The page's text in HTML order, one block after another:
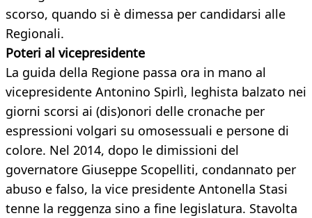
scorso, quando si è dimessa per candidarsi alle
Regionali.
Poteri al vicepresidente
La guida della Regione passa ora in mano al
vicepresidente Antonino Spirlì, leghista balzato nei
giorni scorsi ai (dis)onori delle cronache per
espressioni volgari su omosessuali e persone di
colore. Nel 2014, dopo le dimissioni del
governatore Giuseppe Scopelliti, condannato per
abuso e falso, la vice presidente Antonella Stasi
tenne la reggenza sino a fine legislatura. Stavolta